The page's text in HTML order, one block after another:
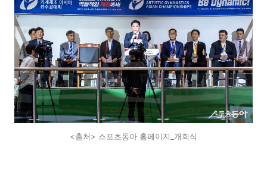
<출처> 스포츠동아 홈페이지_개회식